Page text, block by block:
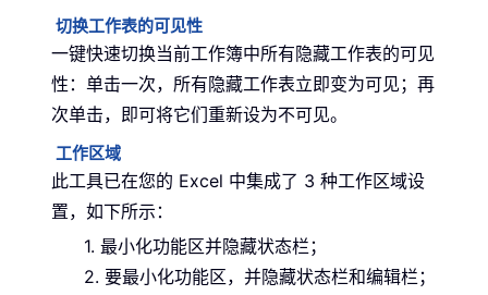
切换工作表的可见性
一键快速切换当前工作簿中所有隐藏工作表的可见
性：单击一次，所有隐藏工作表立即变为可见；再
次单击，即可将它们重新设为不可见。
工作区域
此工具已在您的 Excel 中集成了 3 种工作区域设
置，如下所示：
1. 最小化功能区并隐藏状态栏；
2. 要最小化功能区，并隐藏状态栏和编辑栏；